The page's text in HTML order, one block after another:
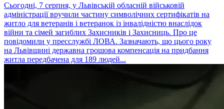
Сьогодні, 7 серпня, у Львівській обласній військовій
адміністрації вручили частину символічних сертифікатів на
житло для ветеранів і ветеранок із інвалідністю внаслідок
війни та сімей загиблих Захисників і Захисниць. Про це
повідомили у пресслужбі ЛОВА. Зазначають, що цього року
на Львівщині державна грошова компенсація на придбання
житла передбачена для 189 людей...